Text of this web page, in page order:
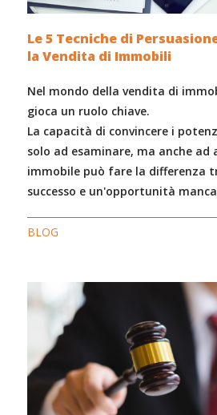
Le 5 Tecniche di
la Vendita di Immobili
Nel mondo della vendita di
gioca un ruolo chiave.
La capacità di convincere i
solo ad esaminare, ma anche ad
immobile può fare la differenza
successo e un'opportunità
BLOG